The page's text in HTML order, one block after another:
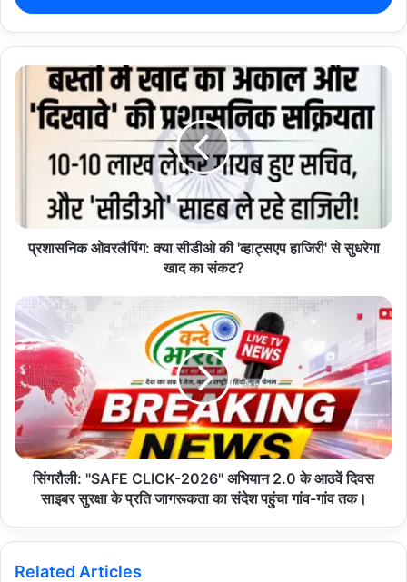
y
u
d
s
s
प्रशासनिक ओवरलैपिंग: क्या सीडीओ की 'व्हाट्सएप हाजिरी' से सुधरेगा
खाद का संकट?
सिंगरौली: "SAFE CLICK-2026" अभियान 2.0 के आठवें दिवस
साइबर सुरक्षा के प्रति जागरूकता का संदेश पहुंचा गांव-गांव तक।
Related Articles